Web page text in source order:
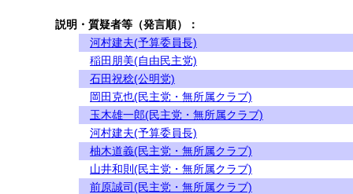
説明・質疑者等（発言順）：
河村建夫(予算委員長)
稲田朋美(自由民主党)
石田祝稔(公明党)
岡田克也(民主党・無所属クラブ)
玉木雄一郎(民主党・無所属クラブ)
河村建夫(予算委員長)
柚木道義(民主党・無所属クラブ)
山井和則(民主党・無所属クラブ)
前原誠司(民主党・無所属クラブ)